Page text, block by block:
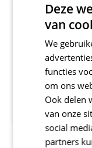
Deze
van
We
functies
om ons
Ook delen
van onze
social
partners